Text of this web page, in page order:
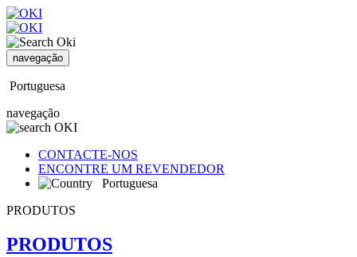
navegação
Portuguesa
navegação
CONTACTE-NOS
ENCONTRE UM REVENDEDOR
Portuguesa
PRODUTOS
PRODUTOS